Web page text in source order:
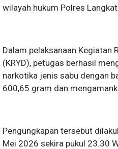
wilayah hukum Polres
Dalam pelaksanaan Kegiatan
(KRYD), petugas berhasil
narkotika jenis sabu dengan
600,65 gram dan
Pengungkapan tersebut
Mei 2026 sekira pukul 23.30